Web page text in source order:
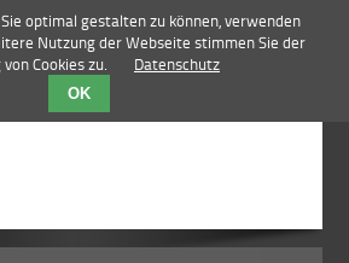
optimal gestalten zu können, verwenden
Nutzung der Webseite stimmen Sie der
Cookies zu.
Datenschutz
OK